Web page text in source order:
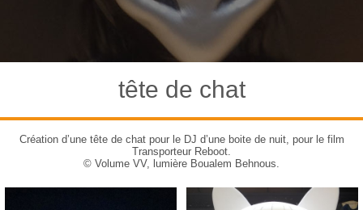
tête de chat
Création d’une tête de chat pour le DJ d’une boite de nuit, pour le film
Transporteur Reboot.
© Volume VV, lumière Boualem Behnous.